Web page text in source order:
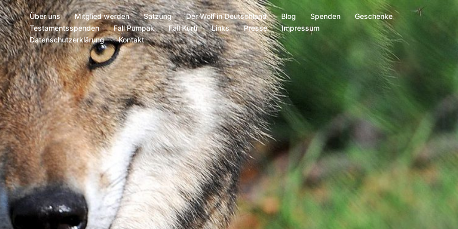
Über uns Mitglied werden Satzung Der Wolf in Deutschland Blog Spenden
Geschenke
Testamentsspenden
Fall Pumpak Fall Kurti Links Presse
Impressum
Datenschutzerklärung
Kontakt